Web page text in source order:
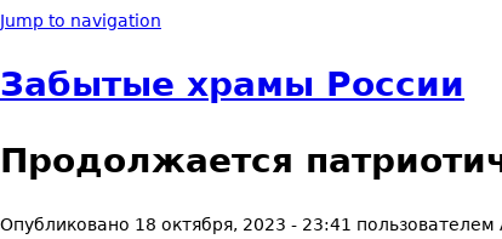
Jump to navigation
Забытые храмы России
Продолжается
Опубликовано 18 октября, 2023 - 23:41 пользователем